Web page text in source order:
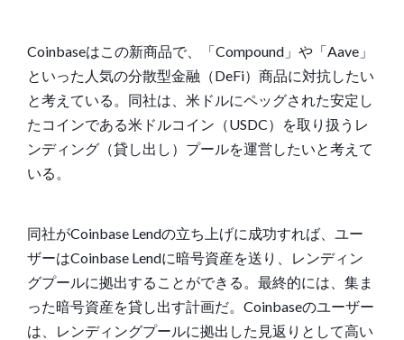
Coinbaseはこの新商品で、「Compound 」や「Aave 」
といった人気の分散型金融（DeFi）商品に対抗したい
と考えている。同社は、米ドルにペッグされた安定し
たコインである米ドルコイン（USDC）を取り扱うレ
ンディング（貸し出し）プールを運営したいと考えて
いる。
同社がCoinbase Lendの立ち上げに成功すれば、ユー
ザーはCoinbase Lendに暗号資産を送り、レンディン
グプールに拠出することができる。最終的には、集ま
った暗号資産を貸し出す計画だ。Coinbaseのユーザー
は、レンディングプールに拠出した見返りとして高い